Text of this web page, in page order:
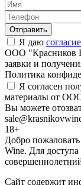
Отправить
Я даю
ООО "Красников
заявки и
Политика
Я согласен
материалы от
Вы можете
18+
Добро
Wine. Для
Сайт содержит